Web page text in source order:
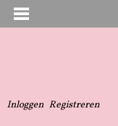
Inloggen Registreren